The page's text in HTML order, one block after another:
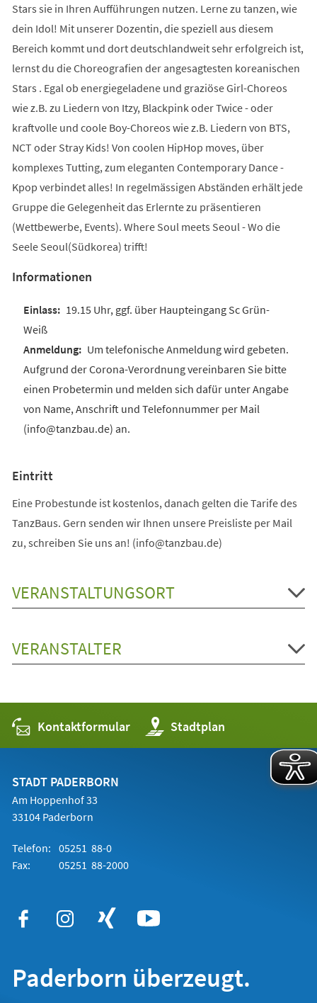
Stars sie in Ihren Aufführungen nutzen. Lerne zu tanzen, wie
dein Idol! Mit unserer Dozentin, die speziell aus diesem
Bereich kommt und dort deutschlandweit sehr erfolgreich ist,
lernst du die Choreografien der angesagtesten koreanischen
Stars . Egal ob energiegeladene und graziöse Girl-Choreos
wie z.B. zu Liedern von Itzy, Blackpink oder Twice - oder
kraftvolle und coole Boy-Choreos wie z.B. Liedern von BTS,
NCT oder Stray Kids! Von coolen HipHop moves, über
komplexes Tutting, zum eleganten Contemporary Dance -
Kpop verbindet alles! In regelmässigen Abständen erhält jede
Gruppe die Gelegenheit das Erlernte zu präsentieren
(Wettbewerbe, Events). Where Soul meets Seoul - Wo die
Seele Seoul(Südkorea) trifft!
Informationen
19.15 Uhr, ggf. über Haupteingang Sc Grün-
Weiß
Um telefonische Anmeldung wird gebeten.
Aufgrund der Corona-Verordnung vereinbaren Sie bitte
einen Probetermin und melden sich dafür unter Angabe
von Name, Anschrift und Telefonnummer per Mail
(info@tanzbau.de) an.
Eintritt
Eine Probestunde ist kostenlos, danach gelten die Tarife des
TanzBaus. Gern senden wir Ihnen unsere Preisliste per Mail
zu, schreiben Sie uns an! (info@tanzbau.de)
VERANSTALTUNGSORT
VERANSTALTER
Kontaktformular Stadtplan
(Öffnet
in
einem
STADT PADERBORN
Am Hoppenhof 33
33104 Paderborn
Telefon: 05251 88-0
Fax:
05251 88-2000
Paderborn überzeugt.